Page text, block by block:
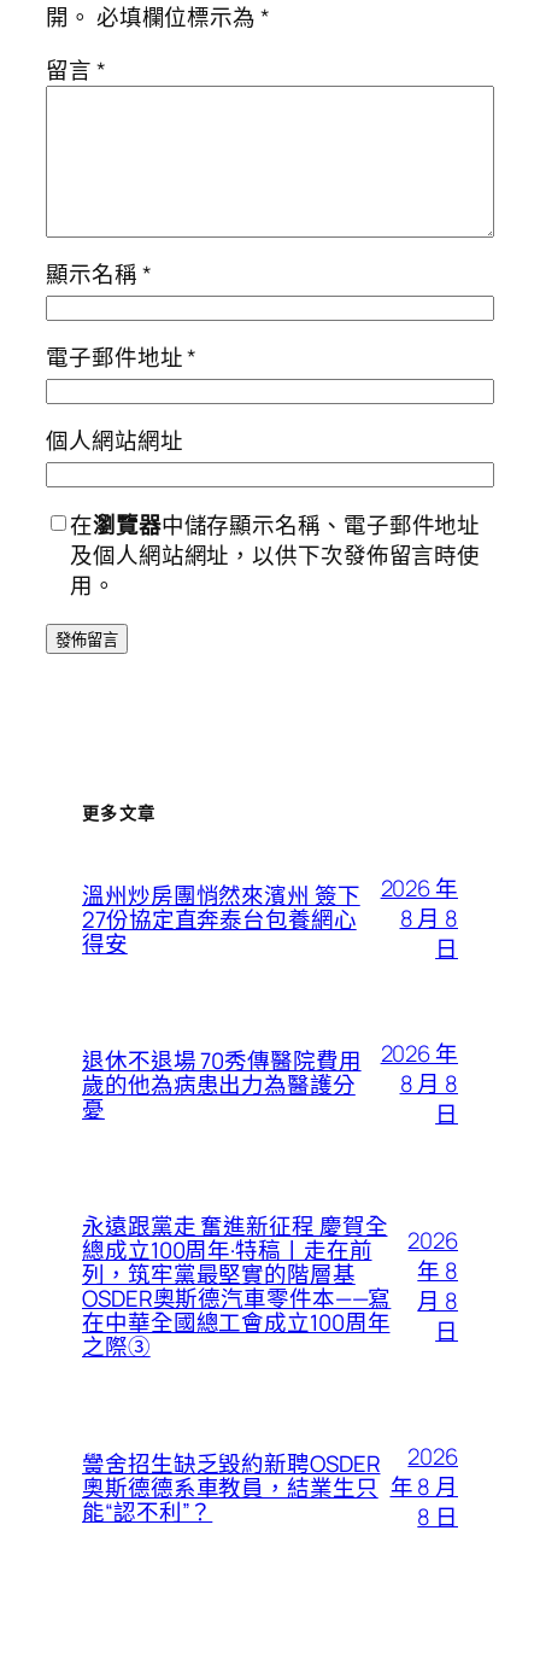
開。 必填欄位標示為*
留言*
顯示名稱*
電子郵件地址*
個人網站網址
在瀏覽器中儲存顯示名稱、電子郵件地址
及個人網站網址，以供下次發佈留言時使
用。
更多文章
溫州炒房團悄然來濱州 簽下
27份協定直奔泰台包養網心
得安
2026 年
8 月 8
日
退休不退場 70秀傳醫院費用
歲的他為病患出力為醫護分
憂
2026 年
8 月 8
日
永遠跟黨走 奮進新征程 慶賀全
總成立100周年·特稿丨走在前
列，筑牢黨最堅實的階層基
OSDER奧斯德汽車零件本——寫
在中華全國總工會成立100周年
之際③
2026
年 8
月 8
日
黌舍招生缺乏毀約新聘OSDER
奧斯德德系車教員，結業生只
能“認不利”？
2026
年 8 月
8 日